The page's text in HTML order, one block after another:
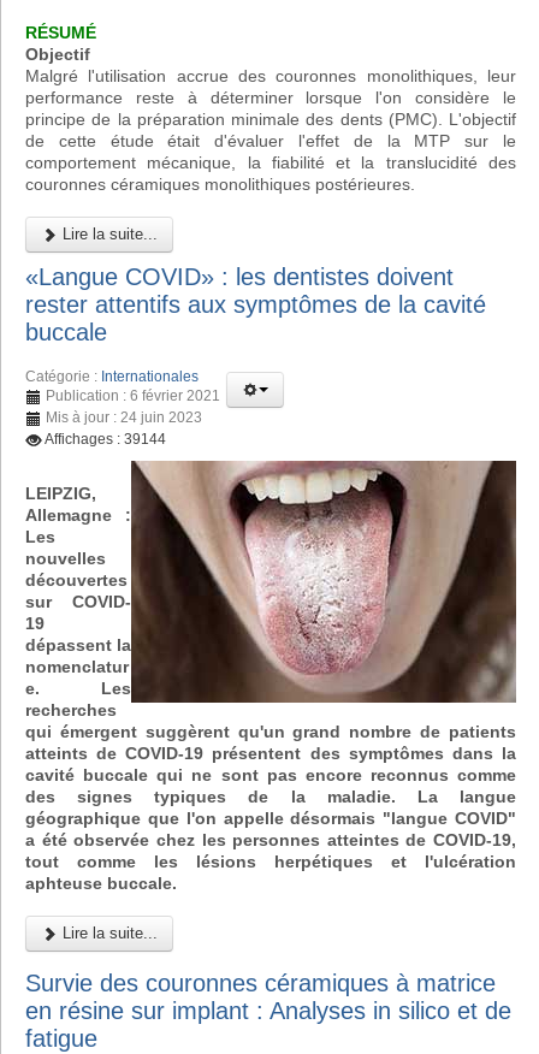
RÉSUMÉ
Objectif
Malgré l'utilisation accrue des couronnes monolithiques, leur
performance reste à déterminer lorsque l'on considère le
principe de la préparation minimale des dents (PMC). L'objectif
de cette étude était d'évaluer l'effet de la MTP sur le
comportement mécanique, la fiabilité et la translucidité des
couronnes céramiques monolithiques postérieures.
Lire la suite...
«Langue COVID» : les dentistes doivent
rester attentifs aux symptômes de la cavité
buccale
Catégorie : Internationales
Publication : 6 février 2021
Mis à jour : 24 juin 2023
Affichages : 39144
LEIPZIG,
Allemagne :
Les
nouvelles
découvertes
sur COVID-
19
dépassent la
nomenclatur
e. Les
recherches
qui émergent suggèrent qu'un grand nombre de patients
atteints de COVID-19 présentent des symptômes dans la
cavité buccale qui ne sont pas encore reconnus comme
des signes typiques de la maladie. La langue
géographique que l'on appelle désormais "langue COVID"
a été observée chez les personnes atteintes de COVID-19,
tout comme les lésions herpétiques et l'ulcération
aphteuse buccale.
Lire la suite...
Survie des couronnes céramiques à matrice
en résine sur implant : Analyses in silico et de
fatigue